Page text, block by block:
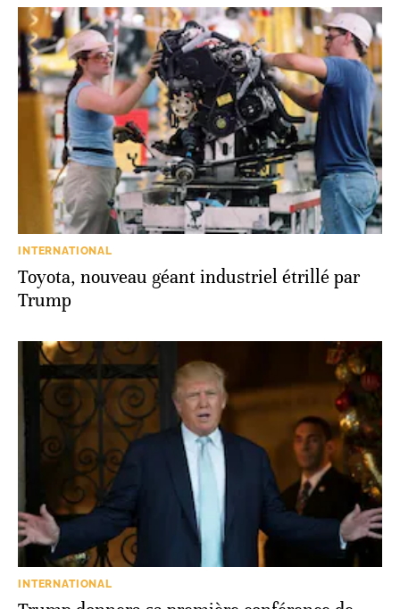
INTERNATIONAL
Toyota, nouveau géant industriel étrillé par
Trump
INTERNATIONAL